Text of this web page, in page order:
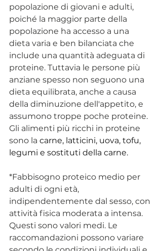
popolazione di giovani e adulti,
poiché la maggior parte della
popolazione ha accesso a una
dieta varia e ben bilanciata che
include una quantità adeguata di
proteine. Tuttavia le persone più
anziane spesso non seguono una
dieta equilibrata, anche a causa
della diminuzione dell'appetito, e
assumono troppe poche proteine.
Gli alimenti più ricchi in proteine
sono la carne, latticini, uova, tofu,
legumi e sostituti della carne.
*Fabbisogno proteico medio per
adulti di ogni età,
indipendentemente dal sesso, con
attività fisica moderata a intensa.
Questi sono valori medi. Le
raccomandazioni possono variare